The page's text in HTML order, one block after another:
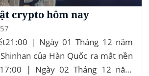
crypto hôm nay
| Ngày 01 Tháng 12 năm
của Hàn Quốc ra mắt nền
| Ngày 02 Tháng 12 năm